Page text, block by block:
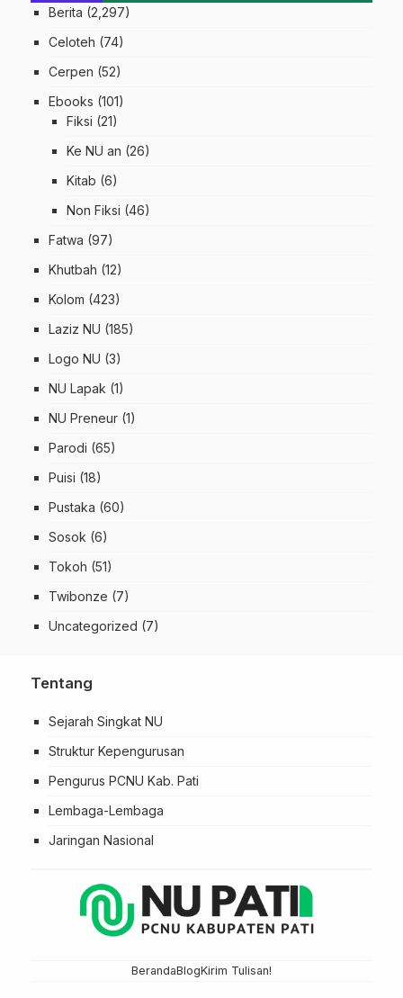
Berita (2,297)
Celoteh (74)
Cerpen (52)
Ebooks (101)
Fiksi (21)
Ke NU an (26)
Kitab (6)
Non Fiksi (46)
Fatwa (97)
Khutbah (12)
Kolom (423)
Laziz NU (185)
Logo NU (3)
NU Lapak (1)
NU Preneur (1)
Parodi (65)
Puisi (18)
Pustaka (60)
Sosok (6)
Tokoh (51)
Twibonze (7)
Uncategorized (7)
Tentang
Sejarah Singkat NU
Struktur Kepengurusan
Pengurus PCNU Kab. Pati
Lembaga-Lembaga
Jaringan Nasional
BerandaBlogKirim Tulisan!